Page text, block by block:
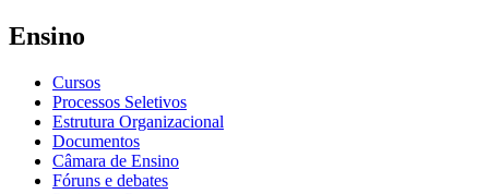
Ensino
Cursos
Processos Seletivos
Estrutura Organizacional
Documentos
Câmara de Ensino
Fóruns e debates